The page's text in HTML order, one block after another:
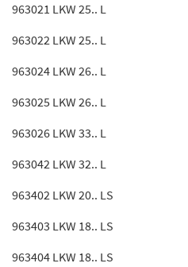
963021 LKW 25.. L
963022 LKW 25.. L
963024 LKW 26.. L
963025 LKW 26.. L
963026 LKW 33.. L
963042 LKW 32.. L
963402 LKW 20.. LS
963403 LKW 18.. LS
963404 LKW 18.. LS